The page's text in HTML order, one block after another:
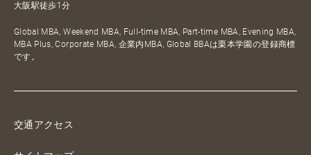
大阪駅徒歩1分
Global MBA, Weekend MBA, Full-time MBA, Part-time MBA, Evening MBA,
MBA Plus, Corporate MBA, 企業内MBA, Global BBAは栗本学園の登録商標
です。
交通アクセス